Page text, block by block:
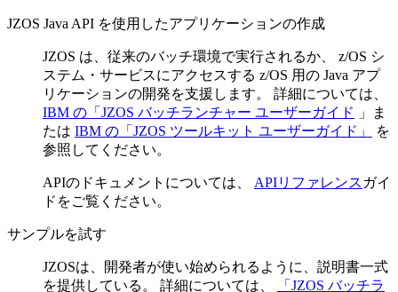
JZOS Java API を使用したアプリケーションの作成
JZOS は、従来のバッチ環境で実行されるか、 z/OS シ
ステム・サービスにアクセスする z/OS 用の Java アプ
リケーションの開発を支援します。 詳細については、
IBM の「JZOS バッチランチャー ユーザーガイド
」ま
たは IBM の「JZOS ツールキット ユーザーガイド」
を
参照してください。
APIのドキュメントについては、 APIリファレンス ガイ
ドをご覧ください。
サンプルを試す
JZOSは、開発者が使い始められるように、説明書一式
を提供している。 詳細については、
「JZOS バッチラ